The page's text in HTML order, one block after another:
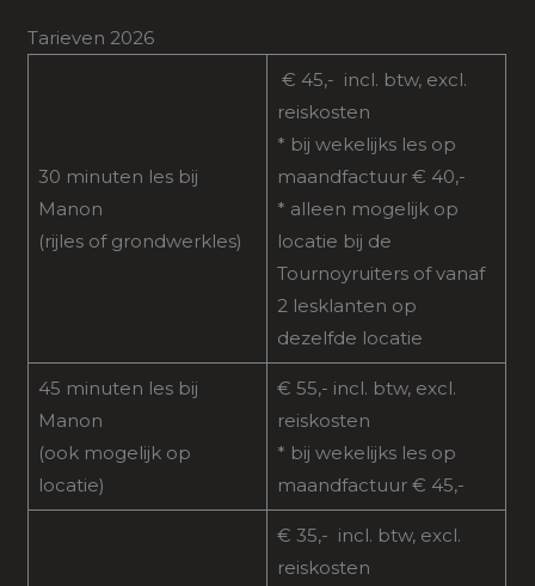
Tarieven 2026
30 minuten les bij
Manon
(rijles of grondwerkles)
€ 45,- incl. btw, excl.
reiskosten
* bij wekelijks les op
maandfactuur € 40,-
* alleen mogelijk op
locatie bij de
Tournoyruiters of vanaf
2 lesklanten op
dezelfde locatie
45 minuten les bij
Manon
(ook mogelijk op
locatie)
€ 55,- incl. btw, excl.
reiskosten
* bij wekelijks les op
maandfactuur € 45,-
€ 35,- incl. btw, excl.
reiskosten